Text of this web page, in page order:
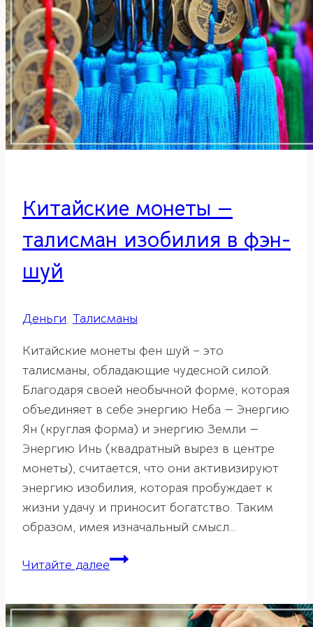
Китайские монеты —
талисман изобилия в фэн-
шуй
Деньги, Талисманы
Китайские монеты фен шуй – это
талисманы, обладающие чудесной силой.
Благодаря своей необычной форме, которая
объединяет в себе энергию Неба — Энергию
Ян (круглая форма) и энергию Земли —
Энергию Инь (квадратный вырез в центре
монеты), считается, что они активизируют
энергию изобилия, которая пробуждает к
жизни удачу и приносит богатство. Таким
образом, имея изначальный смысл…
Читайте далееКитайские
талисман